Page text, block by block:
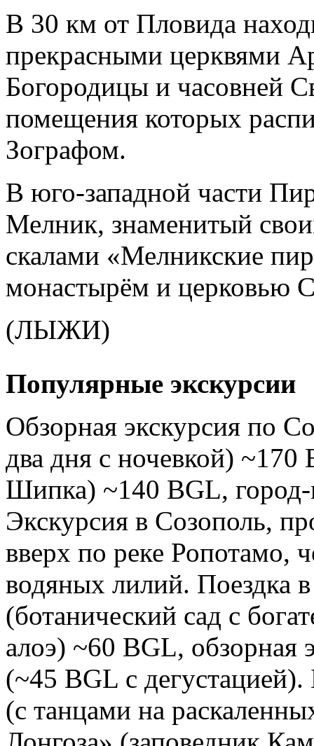
В 30 км от Пловида
прекрасными церквями
Богородицы и часовней
помещения которых
Зографом.
В юго-западной части
Мелник, знаменитый
скалами «Мелникские
монастырём и церковью
(ЛЫЖИ)
Популярные экскурсии
Обзорная экскурсия по
два дня с ночевкой)
Шипка) ~140 BGL,
Экскурсия в Созополь,
вверх по реке Ропотамо,
водяных лилий. Поездка
(ботанический сад с
алоэ) ~60 BGL, обзорная
(~45 BGL с
(с танцами на